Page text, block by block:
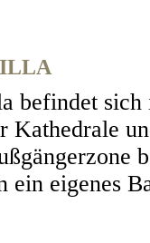
befindet
ein eigenes